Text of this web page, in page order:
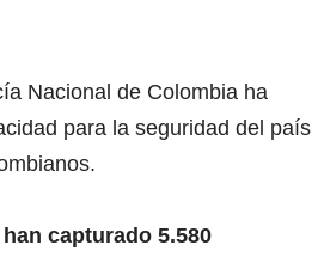
Nacional de Colombia ha
para la seguridad del país
capturado 5.580